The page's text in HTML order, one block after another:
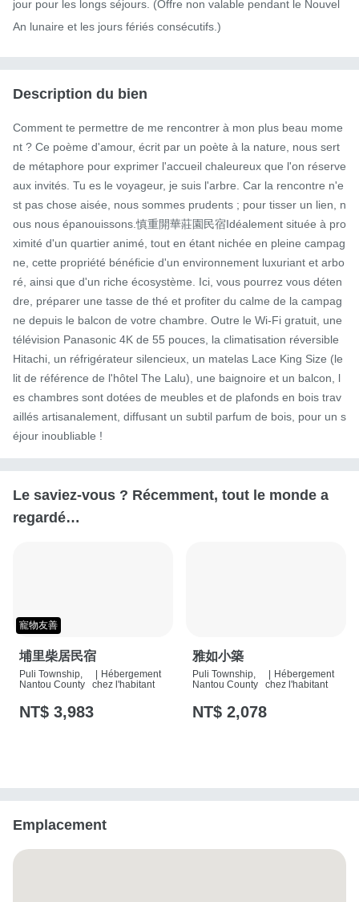
jour pour les longs séjours. (Offre non valable pendant le Nouvel
An lunaire et les jours fériés consécutifs.)
Description du bien
Comment te permettre de me rencontrer à mon plus beau mome
nt ? Ce poème d'amour, écrit par un poète à la nature, nous sert
de métaphore pour exprimer l'accueil chaleureux que l'on réserve
aux invités. Tu es le voyageur, je suis l'arbre. Car la rencontre n'e
st pas chose aisée, nous sommes prudents ; pour tisser un lien, n
ous nous épanouissons.慎重開華莊園民宿Idéalement située à pro
ximité d'un quartier animé, tout en étant nichée en pleine campag
ne, cette propriété bénéficie d'un environnement luxuriant et arbo
ré, ainsi que d'un riche écosystème. Ici, vous pourrez vous déten
dre, préparer une tasse de thé et profiter du calme de la campag
ne depuis le balcon de votre chambre. Outre le Wi-Fi gratuit, une
télévision Panasonic 4K de 55 pouces, la climatisation réversible
Hitachi, un réfrigérateur silencieux, un matelas Lace King Size (le
lit de référence de l'hôtel The Lalu), une baignoire et un balcon, l
es chambres sont dotées de meubles et de plafonds en bois trav
aillés artisanalement, diffusant un subtil parfum de bois, pour un s
éjour inoubliable !
Le saviez-vous ? Récemment, tout le monde a
regardé…
寵物友善
埔里柴居民宿
Puli Township,
Nantou County
Hébergement
chez l'habitant
NT$ 3,983
雅如小築
Puli Township,
Nantou County
Hébergement
chez l'habitant
NT$ 2,078
Emplacement